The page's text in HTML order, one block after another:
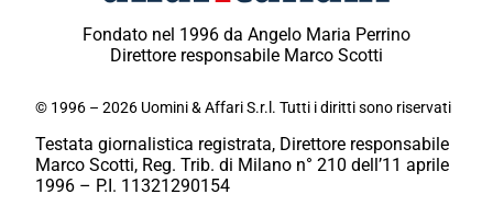
Fondato nel 1996 da Angelo Maria Perrino
Direttore responsabile Marco Scotti
© 1996 – 2026 Uomini & Affari S.r.l. Tutti i diritti sono riservati
Testata giornalistica registrata, Direttore responsabile
Marco Scotti, Reg. Trib. di Milano n° 210 dell’11 aprile
1996 – P.I. 11321290154